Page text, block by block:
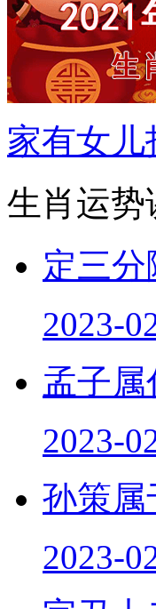
家有女儿
生肖运势
定三分
2023-
孟子属
2023-
孙策属
2023-